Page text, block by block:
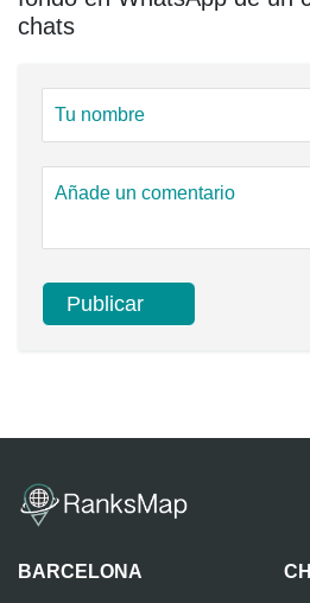
chats
BARCELONA